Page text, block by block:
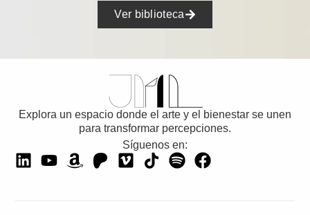
Ver biblioteca
Explora un espacio donde el arte y el bienestar se unen
para transformar percepciones.
Síguenos en: